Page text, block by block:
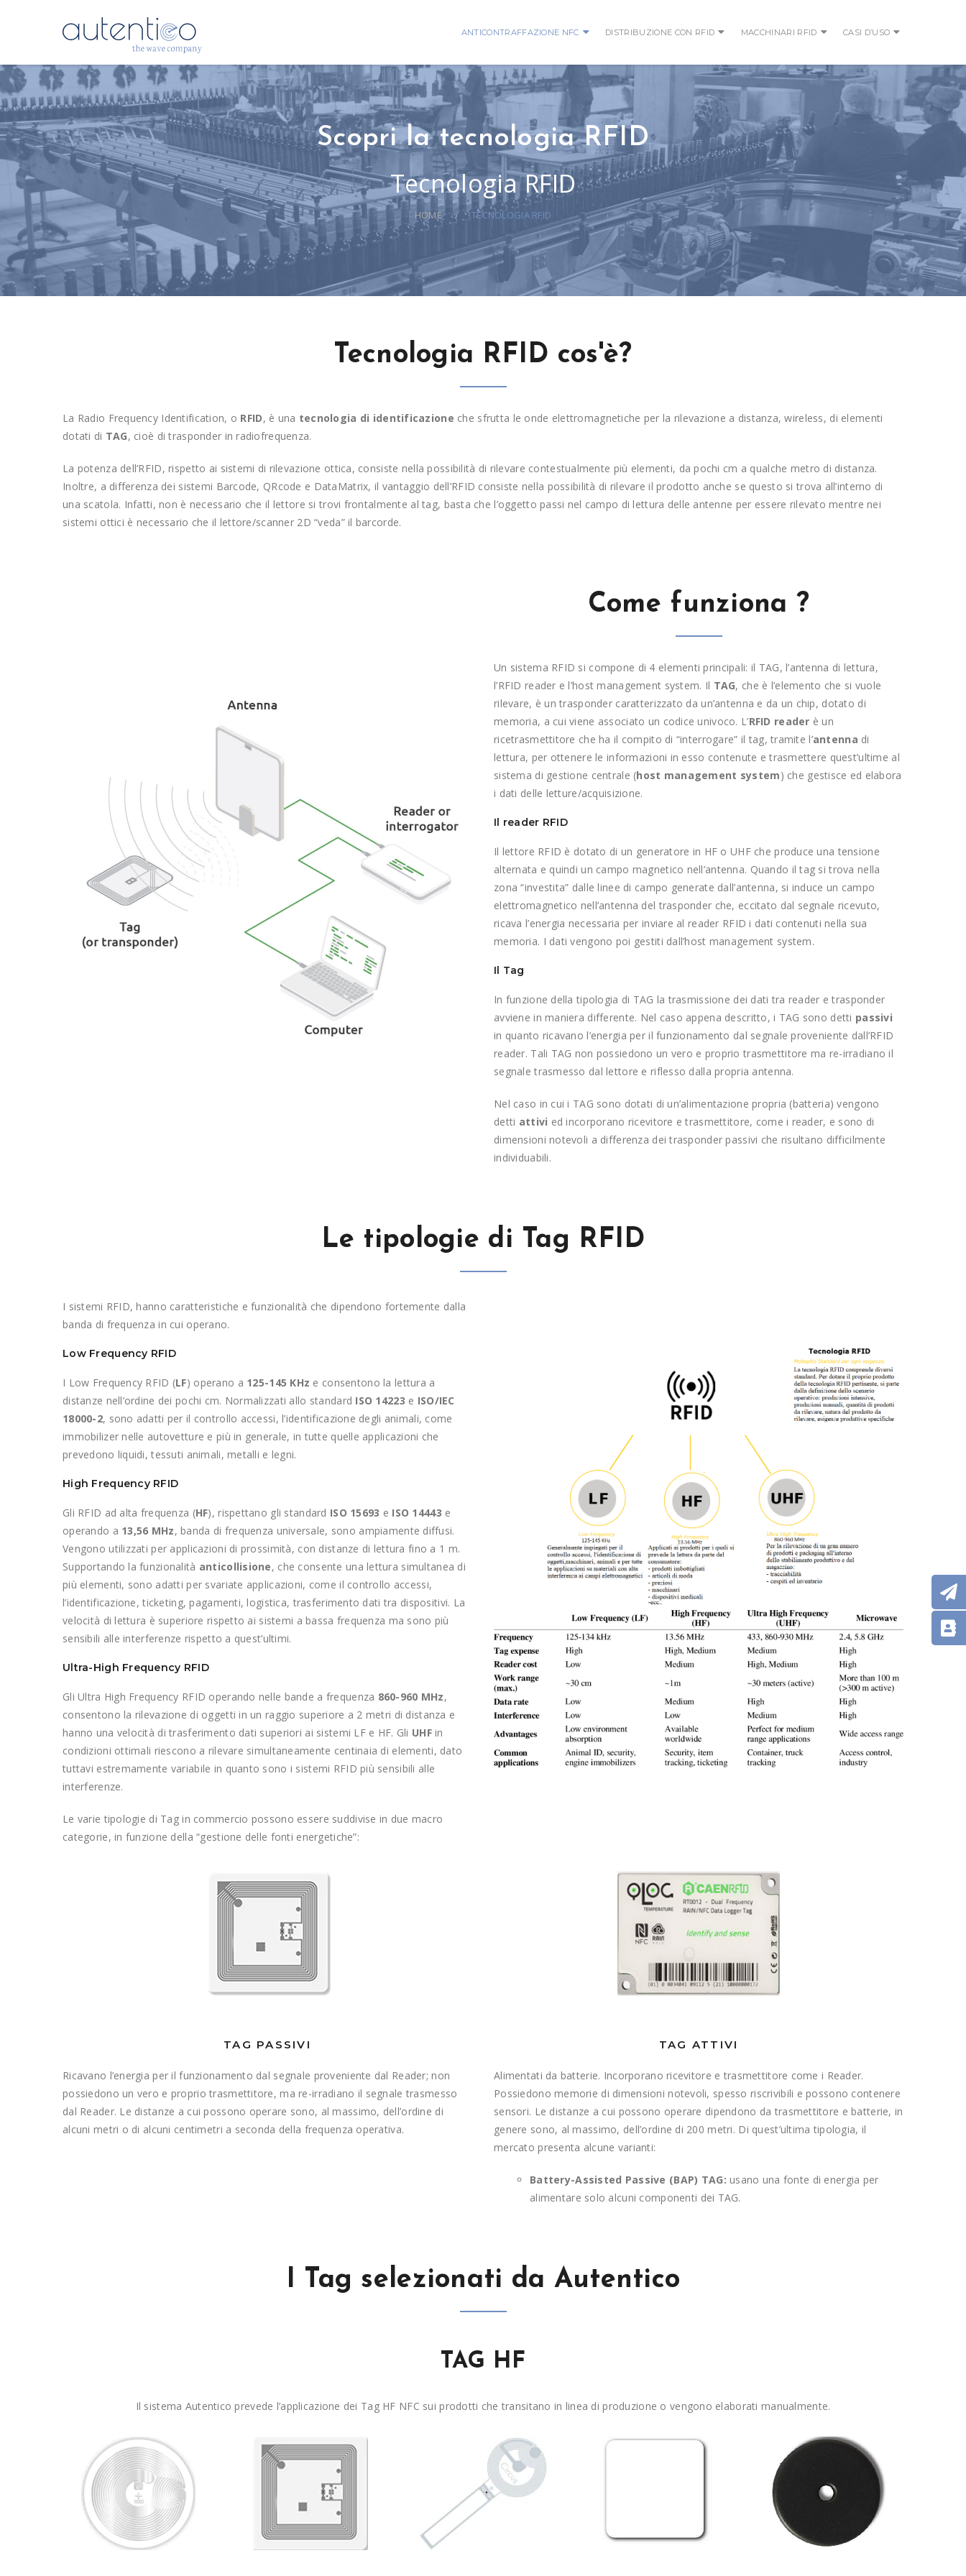
ANTICONTRAFFAZIONE NFC DISTRIBUZIONE CON RFID MACCHINARI RFID CASI D’USO
Scopri la tecnologia RFID
Tecnologia RFID
HOME TECNOLOGIA RFID
Tecnologia RFID cos'è?
La Radio Frequency Identification, o RFID, è una tecnologia di identificazione che sfrutta le onde elettromagnetiche per la rilevazione a distanza, wireless, di elementi
dotati di TAG, cioè di trasponder in radiofrequenza.
La potenza dell’RFID, rispetto ai sistemi di rilevazione ottica, consiste nella possibilità di rilevare contestualmente più elementi, da pochi cm a qualche metro di distanza.
Inoltre, a differenza dei sistemi Barcode, QRcode e DataMatrix, il vantaggio dell’RFID consiste nella possibilità di rilevare il prodotto anche se questo si trova all’interno di
una scatola. Infatti, non è necessario che il lettore si trovi frontalmente al tag, basta che l’oggetto passi nel campo di lettura delle antenne per essere rilevato mentre nei
sistemi ottici è necessario che il lettore/scanner 2D “veda” il barcorde.
Come funziona ?
Un sistema RFID si compone di 4 elementi principali: il TAG, l’antenna di lettura,
l’RFID reader e l’host management system. Il TAG, che è l’elemento che si vuole
rilevare, è un trasponder caratterizzato da un’antenna e da un chip, dotato di
memoria, a cui viene associato un codice univoco. L’RFID reader è un
ricetrasmettitore che ha il compito di “interrogare” il tag, tramite l’antenna di
lettura, per ottenere le informazioni in esso contenute e trasmettere quest’ultime al
sistema di gestione centrale (host management system) che gestisce ed elabora
i dati delle letture/acquisizione.
Il reader RFID
Il lettore RFID è dotato di un generatore in HF o UHF che produce una tensione
alternata e quindi un campo magnetico nell’antenna. Quando il tag si trova nella
zona “investita” dalle linee di campo generate dall’antenna, si induce un campo
elettromagnetico nell’antenna del trasponder che, eccitato dal segnale ricevuto,
ricava l’energia necessaria per inviare al reader RFID i dati contenuti nella sua
memoria. I dati vengono poi gestiti dall’host management system.
Il Tag
In funzione della tipologia di TAG la trasmissione dei dati tra reader e trasponder
avviene in maniera differente. Nel caso appena descritto, i TAG sono detti passivi
in quanto ricavano l’energia per il funzionamento dal segnale proveniente dall’RFID
reader. Tali TAG non possiedono un vero e proprio trasmettitore ma re-irradiano il
segnale trasmesso dal lettore e riflesso dalla propria antenna.
Nel caso in cui i TAG sono dotati di un’alimentazione propria (batteria) vengono
detti attivi ed incorporano ricevitore e trasmettitore, come i reader, e sono di
dimensioni notevoli a differenza dei trasponder passivi che risultano difficilmente
individuabili.
Le tipologie di Tag RFID
I sistemi RFID, hanno caratteristiche e funzionalità che dipendono fortemente dalla
banda di frequenza in cui operano.
Low Frequency RFID
I Low Frequency RFID (LF) operano a 125-145 KHz e consentono la lettura a
distanze nell’ordine dei pochi cm. Normalizzati allo standard ISO 14223 e ISO/IEC
18000-2, sono adatti per il controllo accessi, l’identificazione degli animali, come
immobilizer nelle autovetture e più in generale, in tutte quelle applicazioni che
prevedono liquidi, tessuti animali, metalli e legni.
High Frequency RFID
Gli RFID ad alta frequenza (HF), rispettano gli standard ISO 15693 e ISO 14443 e
operando a 13,56 MHz, banda di frequenza universale, sono ampiamente diffusi.
Vengono utilizzati per applicazioni di prossimità, con distanze di lettura fino a 1 m.
Supportando la funzionalità anticollisione, che consente una lettura simultanea di
più elementi, sono adatti per svariate applicazioni, come il controllo accessi,
l’identificazione, ticketing, pagamenti, logistica, trasferimento dati tra dispositivi. La
velocità di lettura è superiore rispetto ai sistemi a bassa frequenza ma sono più
sensibili alle interferenze rispetto a quest’ultimi.
Ultra-High Frequency RFID
Gli Ultra High Frequency RFID operando nelle bande a frequenza 860-960 MHz,
consentono la rilevazione di oggetti in un raggio superiore a 2 metri di distanza e
hanno una velocità di trasferimento dati superiori ai sistemi LF e HF. Gli UHFin
condizioni ottimali riescono a rilevare simultaneamente centinaia di elementi, dato
tuttavi estremamente variabile in quanto sono i sistemi RFID più sensibili alle
interferenze.
Le varie tipologie di Tag in commercio possono essere suddivise in due macro
categorie, in funzione della “gestione delle fonti energetiche”:
TAG PASSIVI
Ricavano l’energia per il funzionamento dal segnale proveniente dal Reader; non
possiedono un vero e proprio trasmettitore, ma re-irradiano il segnale trasmesso
dal Reader. Le distanze a cui possono operare sono, al massimo, dell’ordine di
alcuni metri o di alcuni centimetri a seconda della frequenza operativa.
TAG ATTIVI
Alimentati da batterie. Incorporano ricevitore e trasmettitore come i Reader.
Possiedono memorie di dimensioni notevoli, spesso riscrivibili e possono contenere
sensori. Le distanze a cui possono operare dipendono da trasmettitore e batterie, in
genere sono, al massimo, dell’ordine di 200 metri. Di quest’ultima tipologia, il
mercato presenta alcune varianti:
Battery-Assisted Passive (BAP) TAG:usano una fonte di energia per
alimentare solo alcuni componenti dei TAG.
I Tag selezionati da Autentico
TAG HF
Il sistema Autentico prevede l’applicazione dei Tag HF NFC sui prodotti che transitano in linea di produzione o vengono elaborati manualmente.